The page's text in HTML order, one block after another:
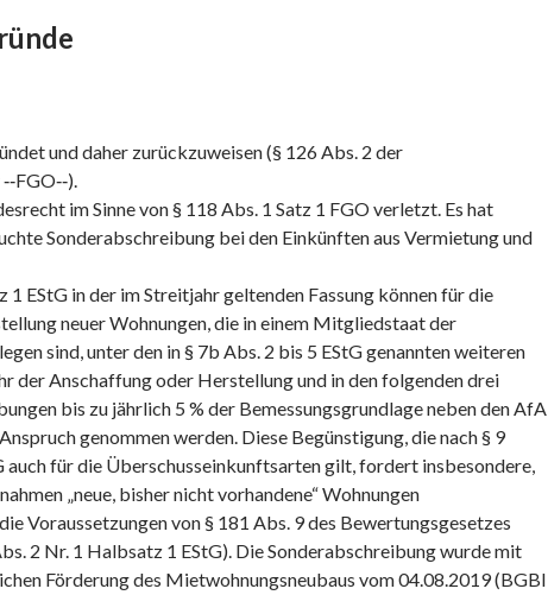
und daher zurückzuweisen (§ 126 Abs. 2 der
im Sinne von § 118 Abs. 1 Satz 1 FGO verletzt. Es hat
Sonderabschreibung bei den Einkünften aus Vermietung und
1 EStG in der im Streitjahr geltenden Fassung können für die
neuer Wohnungen, die in einem Mitgliedstaat der
sind, unter den in § 7b Abs. 2 bis 5 EStG genannten weiteren
der Anschaffung oder Herstellung und in den folgenden drei
bis zu jährlich 5 % der Bemessungsgrundlage neben den AfA
genommen werden. Diese Begünstigung, die nach § 9
auch für die Überschusseinkunftsarten gilt, fordert insbesondere,
„neue, bisher nicht vorhandene“ Wohnungen
Voraussetzungen von § 181 Abs. 9 des Bewertungsgesetzes
2 Nr. 1 Halbsatz 1 EStG). Die Sonderabschreibung wurde mit
Förderung des Mietwohnungsneubaus vom 04.08.2019 (BGBl